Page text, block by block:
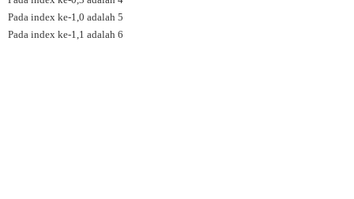
Pada index ke-1,0 adalah 5
Pada index ke-1,1 adalah 6